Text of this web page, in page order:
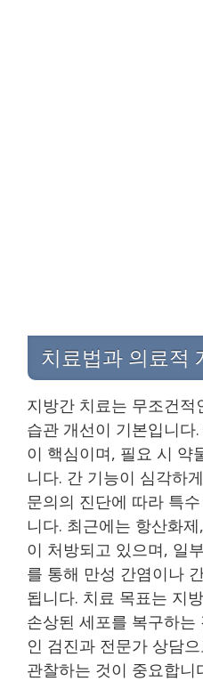
치료법과 의료적
지방간 치료는 무조건
습관 개선이 기본입니다
이 핵심이며, 필요 시 약
니다. 간 기능이 심각하
문의의 진단에 따라 특
니다. 최근에는 항산화
이 처방되고 있으며, 일
를 통해 만성 간염이나
됩니다. 치료 목표는 지
손상된 세포를 복구하는
인 검진과 전문가 상담
관찰하는 것이 중요합니